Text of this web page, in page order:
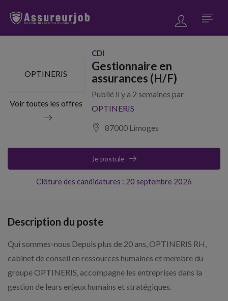
OPTINERIS
Voir toutes les offres
CDI
Gestionnaire en
assurances (H/F)
Publié il y a 2 semaines par
OPTINERIS
87000 Limoges
Clôture des candidatures : 20 septembre 2026
Je postule
Description du poste
Qui sommes-nous Depuis plus de 20 ans, OPTINERIS RH,
cabinet de conseil en ressources humaines et membre du
groupe OPTINERIS, accompagne les entreprises dans la
gestion de leurs enjeux humains et stratégiques.